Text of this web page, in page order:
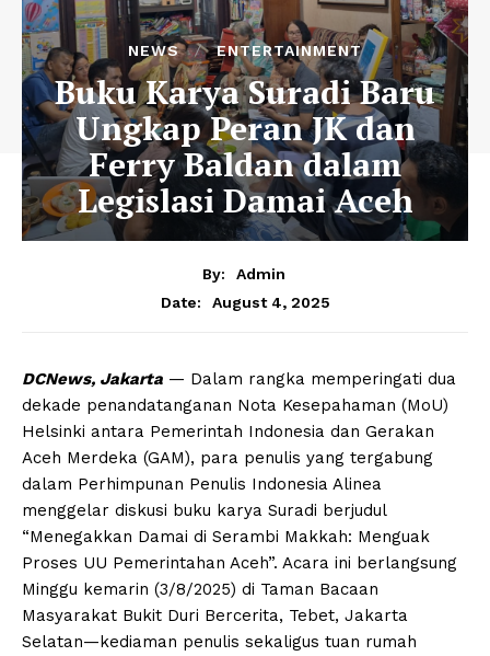
NEWS ENTERTAINMENT
Buku Karya Suradi Baru
Ungkap Peran JK dan
Ferry Baldan dalam
Legislasi Damai Aceh
By:
Admin
Date:
August 4, 2025
DCNews, Jakarta — Dalam rangka memperingati dua
dekade penandatanganan Nota Kesepahaman (MoU)
Helsinki antara Pemerintah Indonesia dan Gerakan
Aceh Merdeka (GAM), para penulis yang tergabung
dalam Perhimpunan Penulis Indonesia Alinea
menggelar diskusi buku karya Suradi berjudul
“Menegakkan Damai di Serambi Makkah: Menguak
Proses UU Pemerintahan Aceh”. Acara ini berlangsung
Minggu kemarin (3/8/2025) di Taman Bacaan
Masyarakat Bukit Duri Bercerita, Tebet, Jakarta
Selatan—kediaman penulis sekaligus tuan rumah